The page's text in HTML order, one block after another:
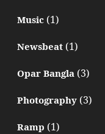
Music(1)
Newsbeat(1)
Opar Bangla(3)
Photography(3)
Ramp (1)